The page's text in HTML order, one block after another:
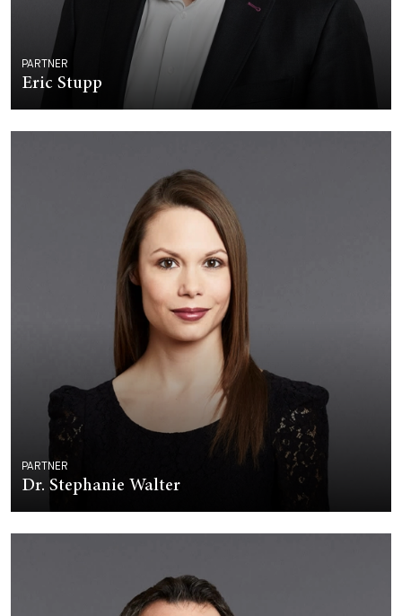
PARTNER
Eric Stupp
PARTNER
Dr. Stephanie Walter